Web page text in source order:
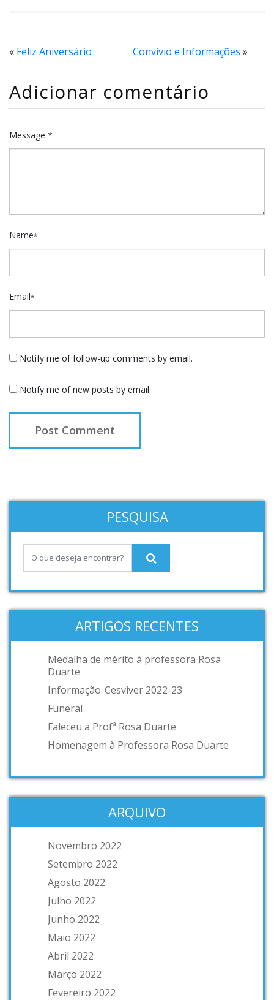
« Feliz Aniversário Convívio e Informações »
Adicionar comentário
Message *
Name*
Email*
Notify me of follow-up comments by email.
Notify me of new posts by email.
PESQUISA
ARTIGOS RECENTES
Medalha de mérito à professora Rosa
Duarte
Informação-Cesviver 2022-23
Funeral
Faleceu a Profª Rosa Duarte
Homenagem à Professora Rosa Duarte
ARQUIVO
Novembro 2022
Setembro 2022
Agosto 2022
Julho 2022
Junho 2022
Maio 2022
Abril 2022
Março 2022
Fevereiro 2022